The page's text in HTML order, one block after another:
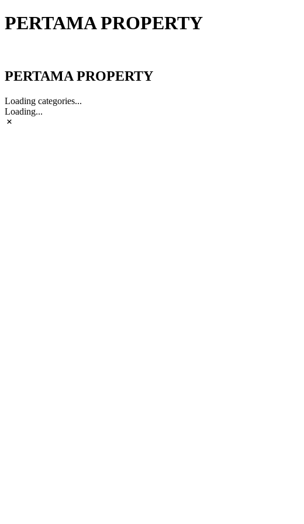
PERTAMA PROPERTY
PERTAMA PROPERTY
Loading categories...
Loading...